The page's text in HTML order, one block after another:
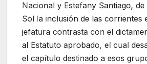
Nacional y Estefany Santiago,
Sol la inclusión de las corrientes
jefatura contrasta con el
al Estatuto aprobado, el cual
el capítulo destinado a esos